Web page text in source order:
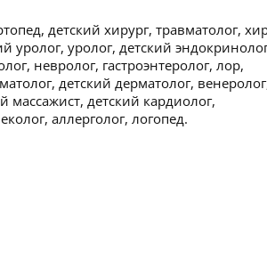
детский хирург, травматолог,
уролог, уролог, детский
невролог, гастроэнтеролог, лор,
детский дерматолог,
массажист, детский кардиолог,
аллерголог, логопед.